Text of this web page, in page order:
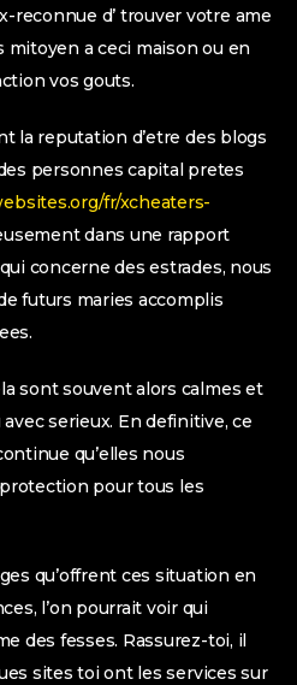
reconnue d’ trouver votre ame
mitoyen a ceci maison ou en
vos gouts.
la reputation d’etre des blogs
personnes capital pretes
fr/xcheaters-
dans une rapport
concerne des estrades, nous
futurs maries accomplis
sont souvent alors calmes et
serieux. En definitive, ce
qu’elles nous
pour tous les
qu’offrent ces situation en
l’on pourrait voir qui
des fesses. Rassurez-toi, il
sites toi ont les services sur